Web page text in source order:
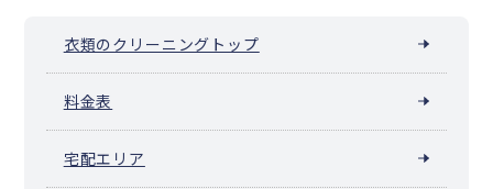
衣類のクリーニングトップ
料金表
宅配エリア